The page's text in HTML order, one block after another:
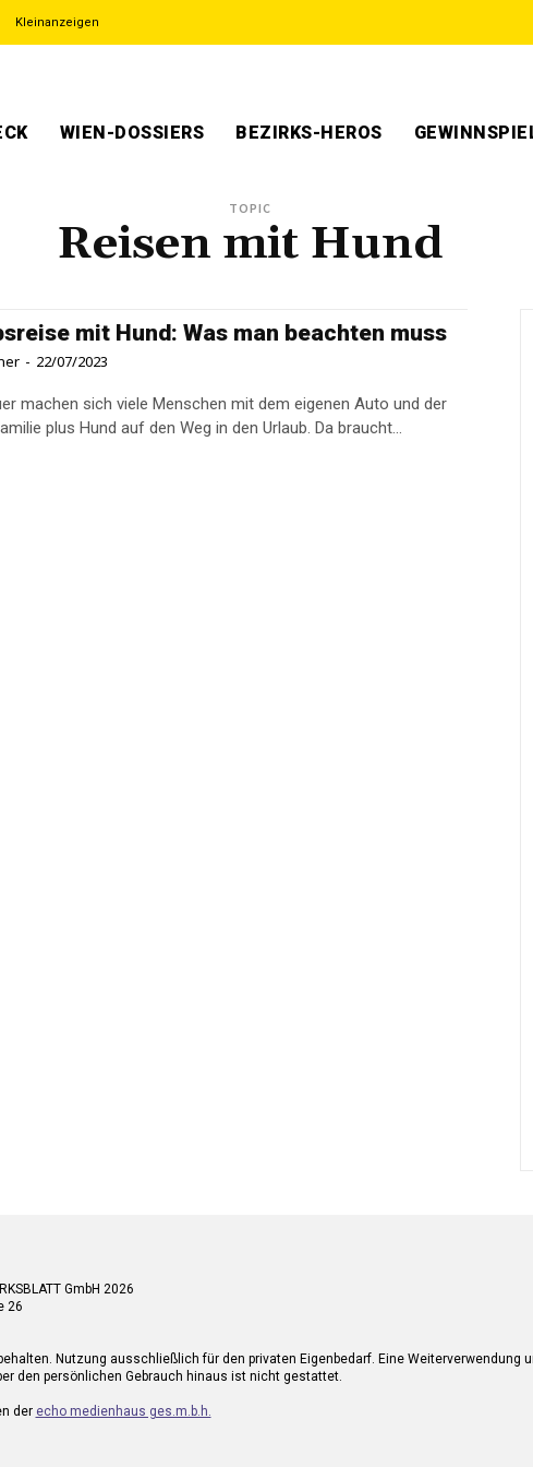
Kleinanzeigen
WIEN-DOSSIERS BEZIRKS-HEROS
TOPIC
Reisen mit Hund
mit Hund: Was man beachten muss
- 22/07/2023
machen sich viele Menschen mit dem eigenen Auto und der
plus Hund auf den Weg in den Urlaub. Da braucht...
GmbH 2026
26
Nutzung ausschließlich für den privaten Eigenbedarf. Eine Weiterverwendung
den persönlichen Gebrauch hinaus ist nicht gestattet.
der echo medienhaus ges.m.b.h.